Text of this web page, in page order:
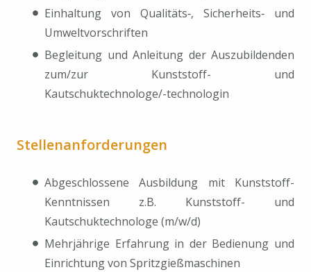
Einhaltung von Qualitäts‑, Sicherheits‑ und
Umweltvorschriften
Begleitung und Anleitung der Auszubildenden
zum/zur Kunststoff- und
Kautschuktechnologe/-technologin
Stellenanforderungen
Abgeschlossene Ausbildung mit Kunststoff-
Kenntnissen z.B. Kunststoff- und
Kautschuktechnologe (m/w/d)
Mehrjährige Erfahrung in der Bedienung und
Einrichtung von Spritzgießmaschinen